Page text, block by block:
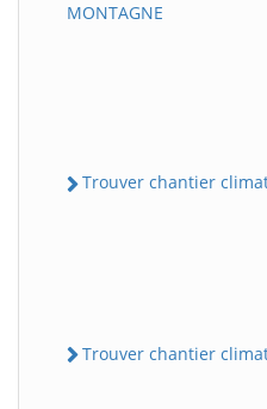
MONTAGNE
Trouver chantier
Trouver chantier